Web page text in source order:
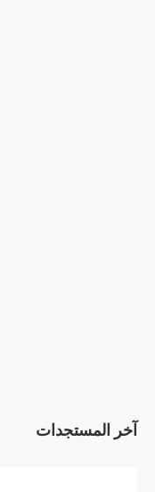
آخر المستجدات